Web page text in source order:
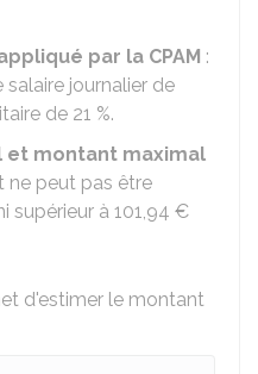
par la CPAM :
salaire journalier de
de 21 %.
et montant maximal
ne peut pas être
supérieur à 101,94 €
d'estimer le montant